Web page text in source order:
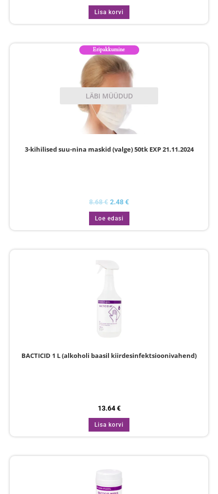
Lisa korvi
Eripakkumine
LÄBI MÜÜDUD
3-kihilised suu-nina maskid (valge) 50tk EXP 21.11.2024
8.68€ 2.48€
Loe edasi
BACTICID 1 L (alkoholi baasil kiirdesinfektsioonivahend)
13.64€
Lisa korvi